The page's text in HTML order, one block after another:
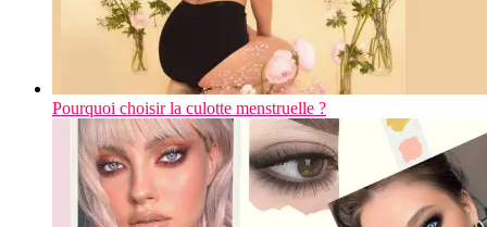
Pourquoi choisir la culotte menstruelle ?